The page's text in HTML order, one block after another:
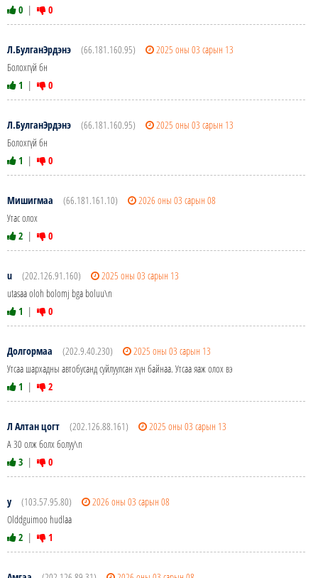
0 | 0
Л.БулганЭрдэнэ (66.181.160.95)
2025 оны 03 сарын 13
Болохгүй бн
1 | 0
Л.БулганЭрдэнэ (66.181.160.95)
2025 оны 03 сарын 13
Болохгүй бн
1 | 0
Мишигмаа (66.181.161.10)
2026 оны 03 сарын 08
Утас олох
2 | 0
u (202.126.91.160)
2025 оны 03 сарын 13
utasaa oloh bolomj bga boluu\n
1 | 0
Долгормаа (202.9.40.230)
2025 оны 03 сарын 13
Утсаа шархадны автобусанд суйлуулсан хүн байнаа. Утсаа яаж олох вэ
1 | 2
Л Алтан цогт (202.126.88.161)
2025 оны 03 сарын 13
А 30 олж болх болуу\n
3 | 0
y (103.57.95.80)
2026 оны 03 сарын 08
Olddguimoo hudlaa
2 | 1